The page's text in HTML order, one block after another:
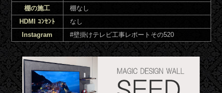
棚の施工
棚なし
HDMI ｺﾝｾﾝﾄ
なし
Instagram
#壁掛けテレビ工事レポートその520